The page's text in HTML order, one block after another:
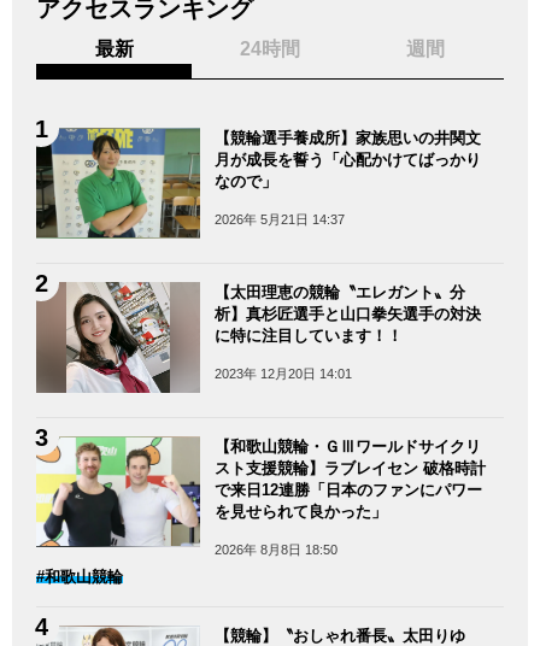
アクセスランキング
最新 24時間 週間
【競輪選手養成所】家族思いの井関文
月が成長を誓う「心配かけてばっかり
なので」
2026年 5月21日 14:37
【太田理恵の競輪〝エレガント〟分
析】真杉匠選手と山口拳矢選手の対決
に特に注目しています！！
2023年 12月20日 14:01
【和歌山競輪・ＧⅢワールドサイクリ
スト支援競輪】ラブレイセン 破格時計
で来日12連勝「日本のファンにパワー
を見せられて良かった」
2026年 8月8日 18:50
#和歌山競輪
【競輪】〝おしゃれ番長〟太田りゆ